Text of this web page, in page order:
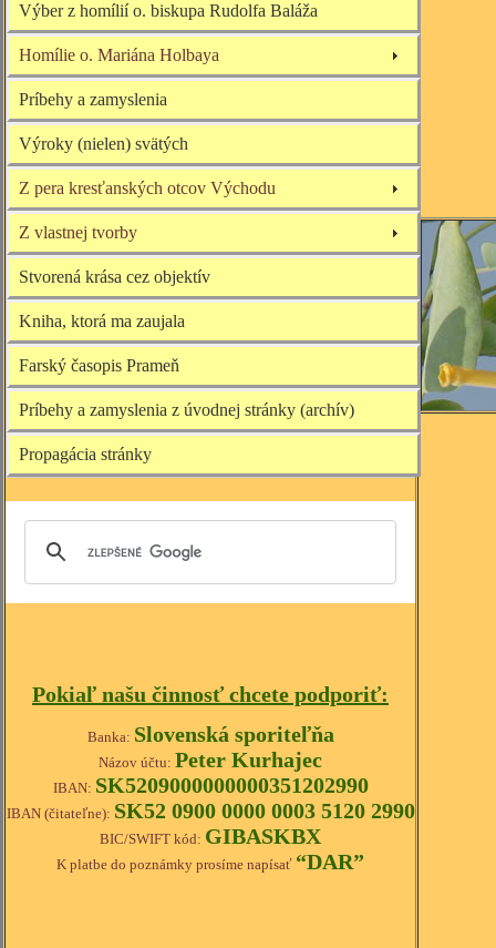
Výber z homílií o. biskupa Rudolfa Baláža
Homílie o. Mariána Holbaya
Príbehy a zamyslenia
Výroky (nielen) svätých
Z pera kresťanských otcov Východu
Z vlastnej tvorby
Stvorená krása cez objektív
Kniha, ktorá ma zaujala
Farský časopis Prameň
Príbehy a zamyslenia z úvodnej stránky (archív)
Propagácia stránky
Pokiaľ našu činnosť chcete podporiť:
Banka: Slovenská sporiteľňa
Názov účtu: Peter Kurhajec
IBAN: SK5209000000000351202990
IBAN (čitateľne): SK52 0900 0000 0003 5120 2990
BIC/SWIFT kód: GIBASKBX
K platbe do poznámky prosíme napísať “DAR”